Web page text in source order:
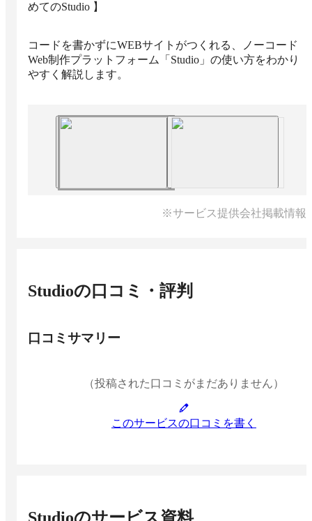
めてのStudio 】
コードを書かずにWEBサイトがつくれる、ノーコード
Web制作プラットフォーム「Studio」の使い方をわかり
やすく解説します。
※サービス提供会社掲載情報
Studioの口コミ・評判
口コミサマリー
（投稿された口コミがまだありません）
このサービスの口コミを書く